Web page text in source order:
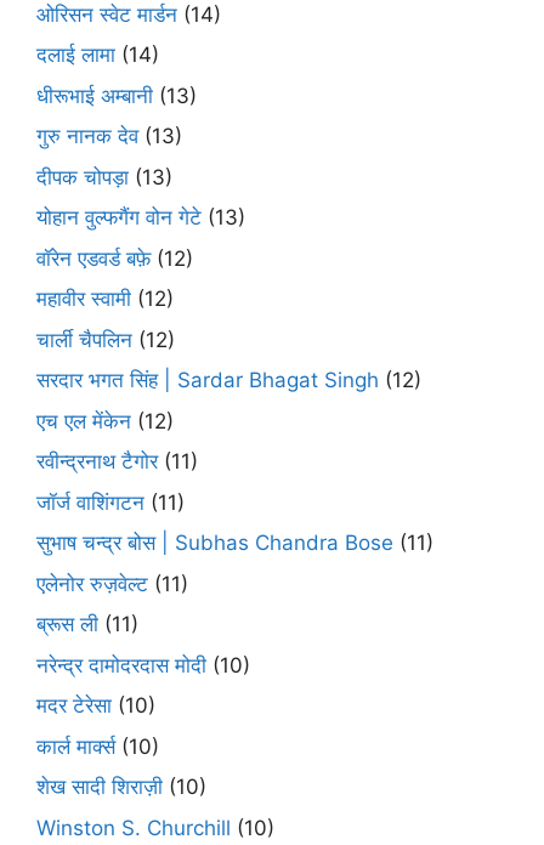
ओरिसन स्‍वेट मार्डन (14)
दलाई लामा (14)
धीरूभाई अम्बानी (13)
गुरु नानक देव(13)
दीपक चोपड़ा (13)
योहान वुल्फगैंग वोन गेटे (13)
वॉरेन एडवर्ड बफ़े(12)
महावीर स्वामी (12)
चार्ली चैपलिन (12)
सरदार भगत सिंह | Sardar Bhagat Singh (12)
एच एल मेंकेन (12)
रवीन्द्रनाथ टैगोर(11)
जॉर्ज वाशिंगटन (11)
सुभाष चन्द्र बोस | Subhas Chandra Bose (11)
एलेनोर रुज़वेल्ट (11)
ब्रूस ली (11)
नरेन्द्र दामोदरदास मोदी (10)
मदर टेरेसा (10)
कार्ल मार्क्स(10)
शेख सादी शिराज़ी (10)
Winston S. Churchill (10)